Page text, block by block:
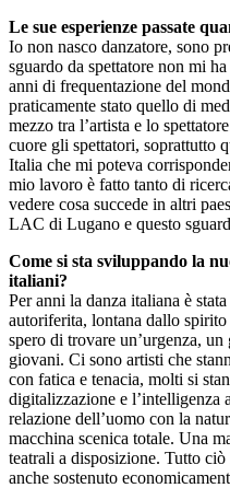
Le sue esperienze passate
Io non nasco danzatore, sono
sguardo da spettatore non mi
anni di frequentazione del
praticamente stato quello di
mezzo tra l’artista e lo
cuore gli spettatori, soprattutto
Italia che mi poteva
mio lavoro è fatto tanto di
vedere cosa succede in altri
LAC di Lugano e questo
Come si sta sviluppando la
italiani?
Per anni la danza italiana è
autoriferita, lontana dallo
spero di trovare un’urgenza,
giovani. Ci sono artisti che
con fatica e tenacia, molti si
digitalizzazione e
relazione dell’uomo con la
macchina scenica totale. Una
teatrali a disposizione. Tutto
anche sostenuto